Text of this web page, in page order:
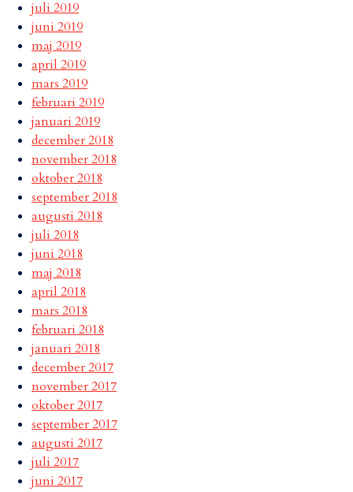
juli 2019
juni 2019
maj 2019
april 2019
mars 2019
februari 2019
januari 2019
december 2018
november 2018
oktober 2018
september 2018
augusti 2018
juli 2018
juni 2018
maj 2018
april 2018
mars 2018
februari 2018
januari 2018
december 2017
november 2017
oktober 2017
september 2017
augusti 2017
juli 2017
juni 2017